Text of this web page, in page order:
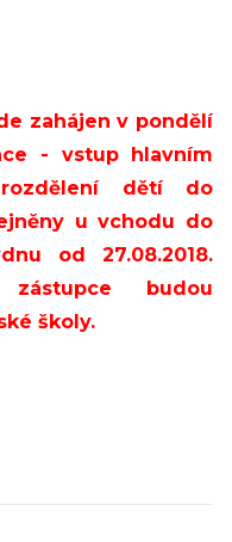
zahájen v pondělí
- vstup hlavním
dětí do
u vchodu do
od 27.08.2018.
budou
školy.